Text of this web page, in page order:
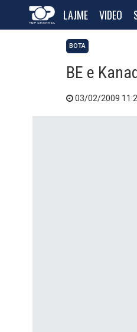
LAJME VIDEO
BOTA
BE e
03/02/2009